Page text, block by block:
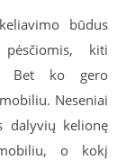
būdus
kiti
Bet ko gero
Neseniai
dalyvių kelionę
o kokį